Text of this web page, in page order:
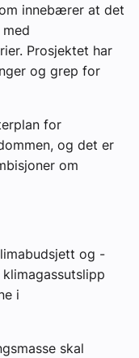
innebærer at det
Prosjektet har
og grep for
for
og det er
om
og -
i
skal